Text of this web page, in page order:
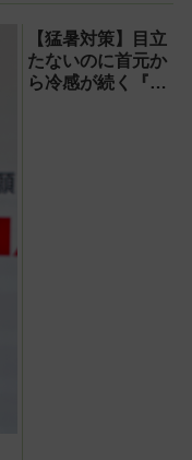
【猛暑対策】目立
たないのに首元か
ら冷感が続く『レ